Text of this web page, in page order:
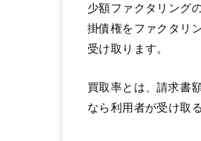
少額ファクタリング
掛債権をファクタリ
受け取ります。
買取率とは、請求書
なら利用者が受け取